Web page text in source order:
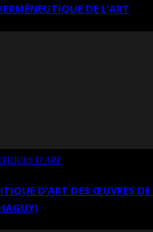
DE L’ART
D’ART
D’ART DES ŒUVRES